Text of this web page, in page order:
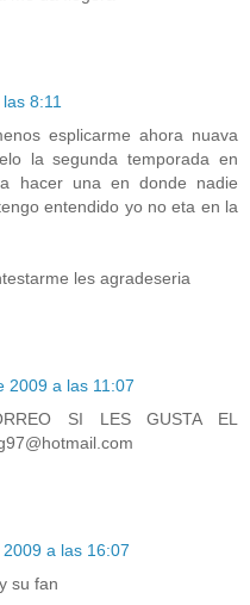
8:11
esplicarme ahora nuava
la segunda temporada en
hacer una en donde nadie
entendido yo no eta en la
les agradeseria
2009 a las 11:07
SI LES GUSTA EL
a las 16:07
su fan